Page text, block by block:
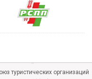
туристических организаций